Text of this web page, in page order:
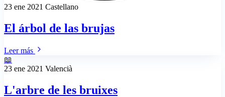
23 ene 2021 Castellano
El árbol de las brujas
Leer más
📖
23 ene 2021 Valencià
L'arbre de les bruixes